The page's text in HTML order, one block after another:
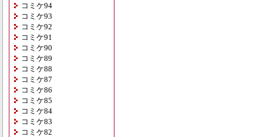
コミケ94
コミケ93
コミケ92
コミケ91
コミケ90
コミケ89
コミケ88
コミケ87
コミケ86
コミケ85
コミケ84
コミケ83
コミケ82